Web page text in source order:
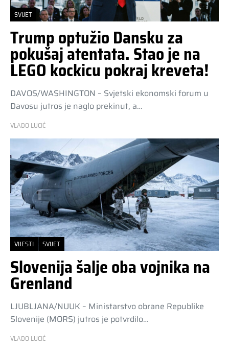
SVIJET
Trump optužio Dansku za
pokušaj atentata. Stao je na
LEGO kockicu pokraj kreveta!
DAVOS/WASHINGTON – Svjetski ekonomski forum u
Davosu jutros je naglo prekinut, a…
VLADO LUCIĆ
VIJESTI SVIJET
Slovenija šalje oba vojnika na
Grenland
LJUBLJANA/NUUK – Ministarstvo obrane Republike
Slovenije (MORS) jutros je potvrdilo…
VLADO LUCIĆ